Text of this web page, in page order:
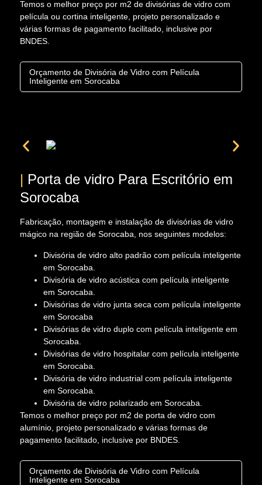
Temos o melhor preço por m2 de divisórias de vidro com
película ou cortina inteligente, projeto personalizado e
várias formas de pagamento facilitado, inclusive por
BNDES.
Orçamento de Divisória de Vidro com Película
Inteligente em Sorocaba
| Porta de vidro Para Escritório em
Sorocaba
Fabricação, montagem e instalação de divisórias de vidro
mágico na região de Sorocaba, nos seguintes modelos:
Divisória de vidro alto padrão com película inteligente
em Sorocaba.
Divisória de vidro acústica com película inteligente
em Sorocaba.
Divisórias de vidro junta seca com película inteligente
em Sorocaba
Divisórias de vidro duplo com película inteligente em
Sorocaba.
Divisórias de vidro hospitalar com película inteligente
em Sorocaba.
Divisória de vidro industrial com película inteligente
em Sorocaba.
Divisória de vidro polarizado em Sorocaba.
Temos o melhor preço por m2 de porta de vidro com
alumínio, projeto personalizado e várias formas de
pagamento facilitado, inclusive por BNDES.
Orçamento de Divisória de Vidro com Película
Inteligente em Sorocaba